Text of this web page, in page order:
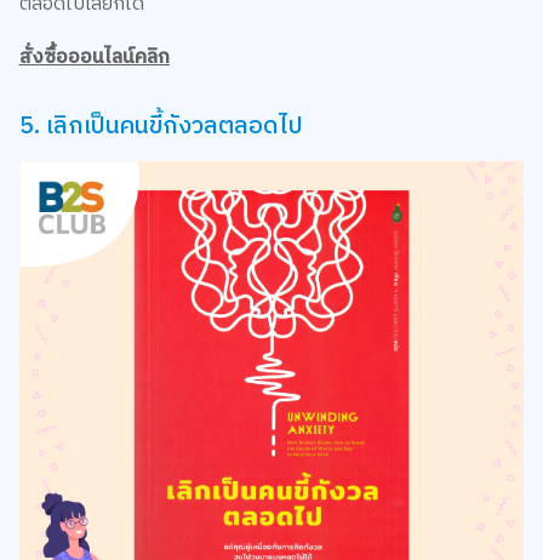
สั่งซื้อออนไลน์คลิก
5. เลิกเป็นคนขี้กังวลตลอดไป